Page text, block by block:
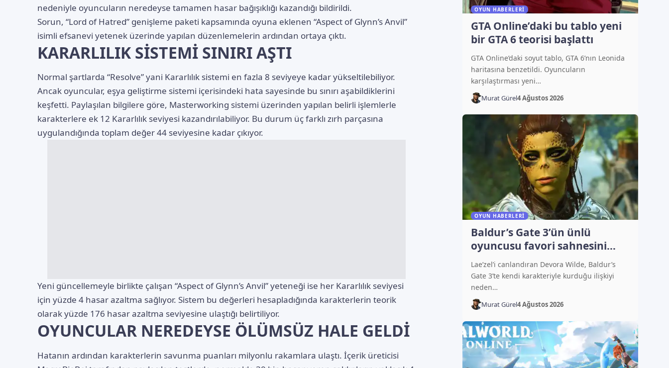
nedeniyle oyuncuların neredeyse tamamen hasar bağışıklığı kazandığı bildirildi.
Sorun, “Lord of Hatred” genişleme paketi kapsamında oyuna eklenen “Aspect of Glynn’s Anvil”
isimli efsanevi yetenek üzerinde yapılan düzenlemelerin ardından ortaya çıktı.
KARARLILIK SİSTEMİ SINIRI AŞTI
Normal şartlarda “Resolve” yani Kararlılık sistemi en fazla 8 seviyeye kadar yükseltilebiliyor.
Ancak oyuncular, eşya geliştirme sistemi içerisindeki hata sayesinde bu sınırı aşabildiklerini
keşfetti. Paylaşılan bilgilere göre, Masterworking sistemi üzerinden yapılan belirli işlemlerle
karakterlere ek 12 Kararlılık seviyesi kazandırılabiliyor. Bu durum üç farklı zırh parçasına
uygulandığında toplam değer 44 seviyesine kadar çıkıyor.
Yeni güncellemeyle birlikte çalışan “Aspect of Glynn’s Anvil” yeteneği ise her Kararlılık seviyesi
için yüzde 4 hasar azaltma sağlıyor. Sistem bu değerleri hesapladığında karakterlerin teorik
olarak yüzde 176 hasar azaltma seviyesine ulaştığı belirtiliyor.
OYUNCULAR NEREDEYSE ÖLÜMSÜZ HALE GELDİ
Hatanın ardından karakterlerin savunma puanları milyonlu rakamlara ulaştı. İçerik üreticisi
OYUN HABERLERI
GTA Online’daki bu tablo yeni
bir GTA 6 teorisi başlattı
GTA Online’daki soyut tablo, GTA 6’nın Leonida
haritasına benzetildi. Oyuncuların
karşılaştırması yeni…
Murat Gürel4 Ağustos 2026
OYUN HABERLERI
Baldur’s Gate 3’ün ünlü
oyuncusu favori sahnesini
açıkladı
Lae’zel’i canlandıran Devora Wilde, Baldur’s
Gate 3’te kendi karakteriyle kurduğu ilişkiyi
neden…
Murat Gürel4 Ağustos 2026